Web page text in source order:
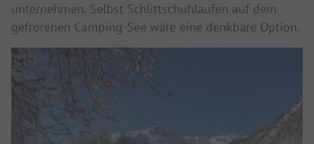
unternehmen. Selbst Schlittschuhlaufen auf dem
gefrorenen Camping-See wäre eine denkbare Option.